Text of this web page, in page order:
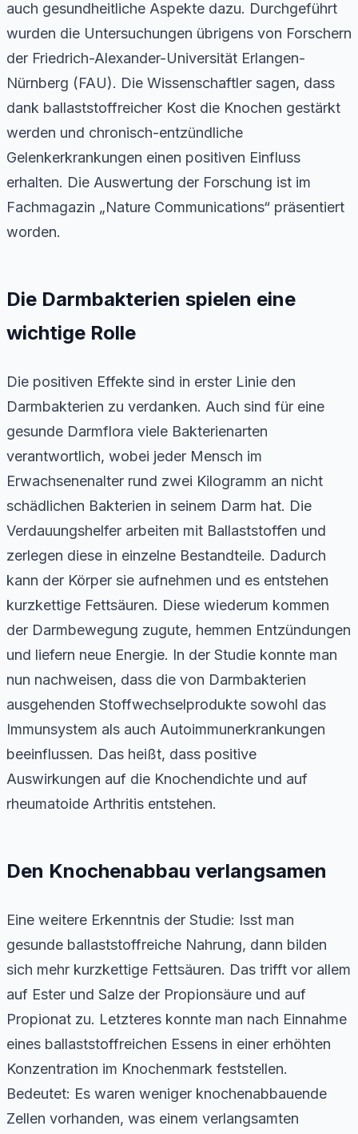
auch gesundheitliche Aspekte dazu. Durchgeführt
wurden die Untersuchungen übrigens von Forschern
der Friedrich-Alexander-Universität Erlangen-
Nürnberg (FAU). Die Wissenschaftler sagen, dass
dank ballaststoffreicher Kost die Knochen gestärkt
werden und chronisch-entzündliche
Gelenkerkrankungen einen positiven Einfluss
erhalten. Die Auswertung der Forschung ist im
Fachmagazin „Nature Communications“ präsentiert
worden.
Die Darmbakterien spielen eine
wichtige Rolle
Die positiven Effekte sind in erster Linie den
Darmbakterien zu verdanken. Auch sind für eine
gesunde Darmflora viele Bakterienarten
verantwortlich, wobei jeder Mensch im
Erwachsenenalter rund zwei Kilogramm an nicht
schädlichen Bakterien in seinem Darm hat. Die
Verdauungshelfer arbeiten mit Ballaststoffen und
zerlegen diese in einzelne Bestandteile. Dadurch
kann der Körper sie aufnehmen und es entstehen
kurzkettige Fettsäuren. Diese wiederum kommen
der Darmbewegung zugute, hemmen Entzündungen
und liefern neue Energie. In der Studie konnte man
nun nachweisen, dass die von Darmbakterien
ausgehenden Stoffwechselprodukte sowohl das
Immunsystem als auch Autoimmunerkrankungen
beeinflussen. Das heißt, dass positive
Auswirkungen auf die Knochendichte und auf
rheumatoide Arthritis entstehen.
Den Knochenabbau verlangsamen
Eine weitere Erkenntnis der Studie: Isst man
gesunde ballaststoffreiche Nahrung, dann bilden
sich mehr kurzkettige Fettsäuren. Das trifft vor allem
auf Ester und Salze der Propionsäure und auf
Propionat zu. Letzteres konnte man nach Einnahme
eines ballaststoffreichen Essens in einer erhöhten
Konzentration im Knochenmark feststellen.
Bedeutet: Es waren weniger knochenabbauende
Zellen vorhanden, was einem verlangsamten